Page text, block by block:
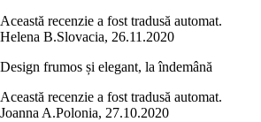
Această recenzie a fost tradusă automat.
Helena B.Slovacia, 26.11.2020
Design frumos și elegant, la îndemână
Această recenzie a fost tradusă automat.
Joanna A.Polonia, 27.10.2020